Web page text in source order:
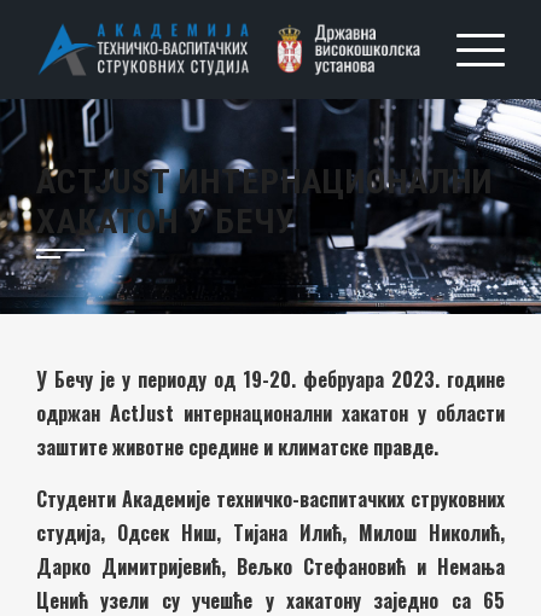
ACTJUST ИНТЕРНАЦИОНАЛНИ
ХАКАТОН У БЕЧУ
У Бечу је у периоду од 19-20. фебруара 2023. године
одржан ActJust интернационални хакатон у области
заштите животне средине и климатске правде.
Студенти Академије техничко-васпитачких струковних
студија, Одсек Ниш, Тијана Илић, Милош Николић,
Дарко Димитријевић, Вељко Стефановић и Немања
Ценић узели су учешће у хакатону заједно са 65